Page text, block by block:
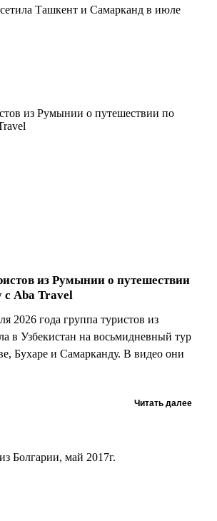
Ташкент и Самарканд в июле
из Румынии о путешествии
с Aba Travel
2026 года группа туристов из
в Узбекистан на восьмидневный тур
Бухаре и Самарканду. В видео они
Читать далее